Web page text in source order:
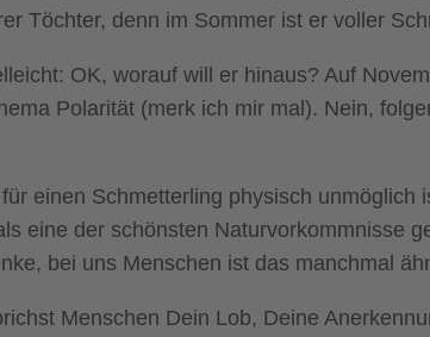
Töchter, denn im Sommer ist er voller
OK, worauf will er hinaus? Auf
Polarität (merk ich mir mal). Nein,
einen Schmetterling physisch
eine der schönsten Naturvorkommnisse
bei uns Menschen ist das manchmal
Menschen Dein Lob, Deine